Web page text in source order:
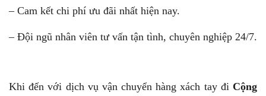
– Cam kết chi phí ưu đãi nhất hiện nay.
– Đội ngũ nhân viên tư vấn tận tình, chuyên nghiệp 24/7.
Khi đến với dịch vụ vận chuyển hàng xách tay đi Cộng